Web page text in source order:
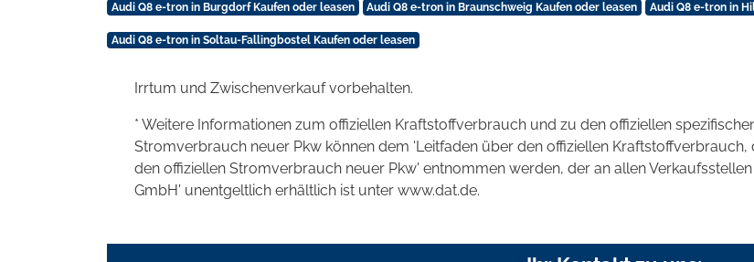
Audi Q8 e-tron in Burgdorf Kaufen oder leasen Audi Q8 e-tron in Braunschweig Kaufen oder leasen Audi Q8 e-tron in
Audi Q8 e-tron in Soltau-Fallingbostel Kaufen oder leasen
Irrtum und Zwischenverkauf vorbehalten.
* Weitere Informationen zum offiziellen Kraftstoffverbrauch und zu den offiziellen
Stromverbrauch neuer Pkw können dem 'Leitfaden über den offiziellen Kraftstoffverbrauch,
den offiziellen Stromverbrauch neuer Pkw' entnommen werden, der an allen
GmbH' unentgeltlich erhältlich ist unter www.dat.de.